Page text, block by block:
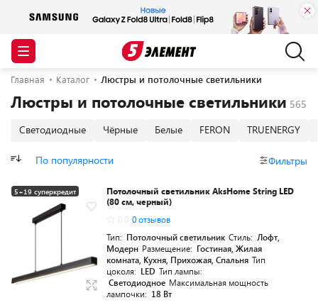
Главная Каталог Люстры и потолочные светильники
Люстры и потолочные светильники
Светодиодные Чёрные Белые FERON TRUENERGY
По популярности Фильтры
5+19 суперкредит
Потолочный светильник AksHome String LED
(80 см, черный)
0 отзывов
Тип: Потолочный светильник Стиль: Лофт,
Модерн Размещение: Гостиная, Жилая
комната, Кухня, Прихожая, Спальня Тип
цоколя: LED Тип лампы:
Светодиодное Максимальная мощность
лампочки: 18 Вт